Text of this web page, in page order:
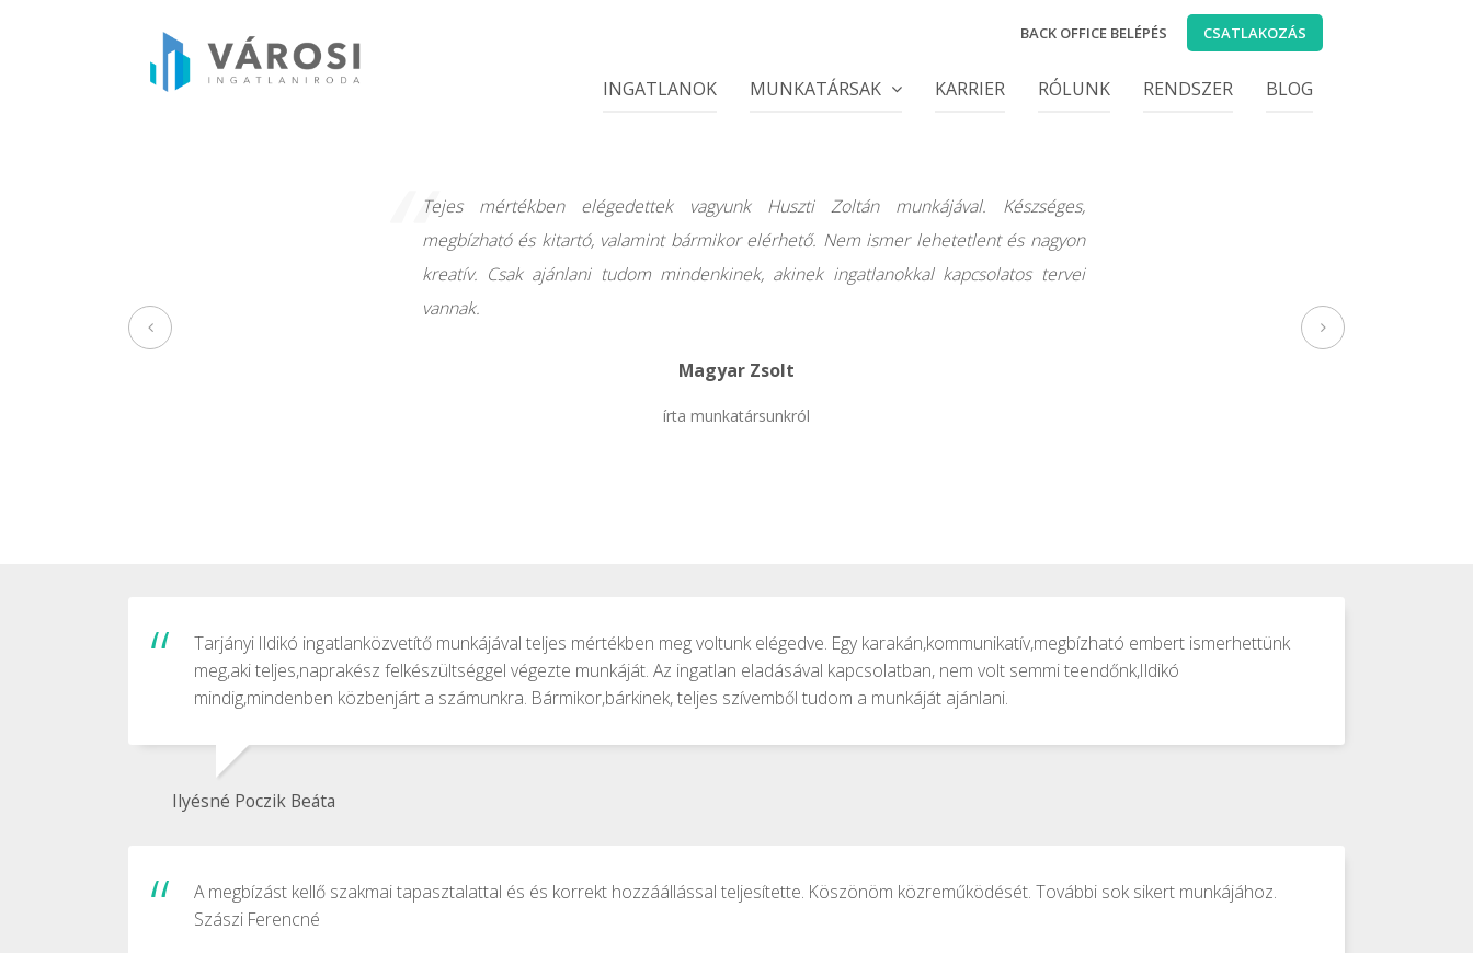
BACK OFFICE BELÉPÉS CSATLAKOZÁS
INGATLANOK MUNKATÁRSAK KARRIER RÓLUNK RENDSZER BLOG
Tejes mértékben elégedettek vagyunk Huszti Zoltán munkájával. Készséges,
megbízható és kitartó, valamint bármikor elérhető. Nem ismer lehetetlent és nagyon
kreatív. Csak ajánlani tudom mindenkinek, akinek ingatlanokkal kapcsolatos tervei
vannak.
Magyar Zsolt
írta munkatársunkról
Tarjányi Ildikó ingatlanközvetítő munkájával teljes mértékben meg voltunk elégedve. Egy karakán,kommunikatív,megbízható embert ismerhettünk
meg,aki teljes,naprakész felkészültséggel végezte munkáját. Az ingatlan eladásával kapcsolatban, nem volt semmi teendőnk,Ildikó
mindig,mindenben közbenjárt a számunkra. Bármikor,bárkinek, teljes szívemből tudom a munkáját ajánlani.
Ilyésné Poczik Beáta
A megbízást kellő szakmai tapasztalattal és és korrekt hozzáállással teljesítette. Köszönöm közreműködését. További sok sikert munkájához.
Szászi Ferencné